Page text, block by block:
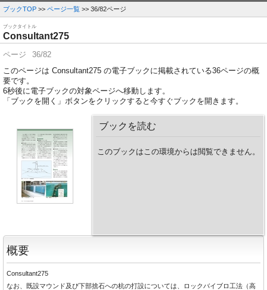
ブックTOP >> ページ一覧 >> 36/82ページ
ブックタイトル
Consultant275
ページ
36/82
このページは Consultant275 の電子ブックに掲載されている36ページの概
要です。
6秒後に電子ブックの対象ページへ移動します。
「ブックを開く」ボタンをクリックすると今すぐブックを開きます。
ブックを読む
このブックはこの環境からは閲覧できません。
概要
Consultant275
なお、既設マウンド及び下部捨石への杭の打設については、ロックバイブロ工法（高